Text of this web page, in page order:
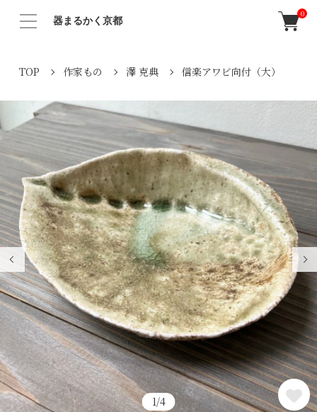
器まるかく京都
0
TOP 作家もの 澤 克典 信楽アワビ向付（大）
1/4